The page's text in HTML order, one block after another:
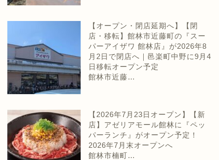
【オープン・閉店延期へ】【閉
店・移転】館林市近藤町の『スー
パーアイザワ 館林店』が2026年8
月2日で閉店へ｜邑楽町中野に9月4
日移転オープン予定
館林市近藤…
【2026年7月23日オープン】【新
店】アゼリアモール館林に『ペッ
パーランチ』がオープン予定！
2026年7月末オープンへ
館林市楠町…